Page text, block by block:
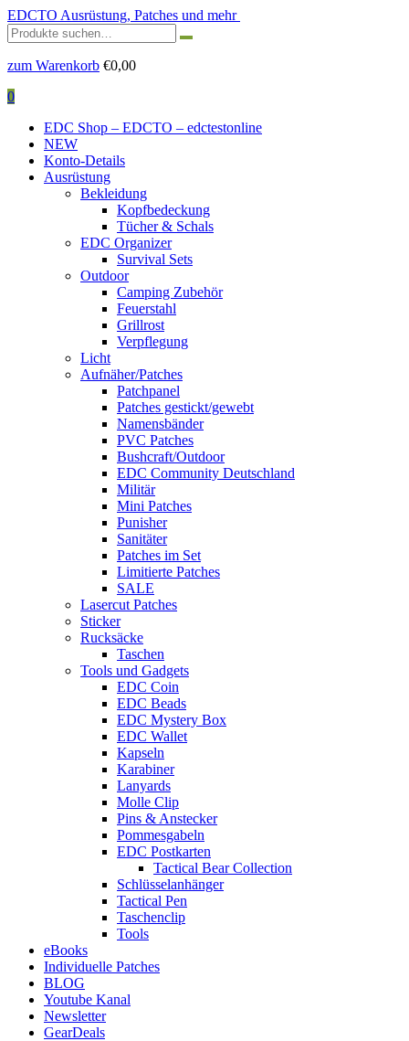
EDCTO Ausrüstung, Patches und mehr
Suchen
nach:
zum Warenkorb €0,00
0
EDC Shop – EDCTO – edctestonline
NEW
Konto-Details
Ausrüstung
Bekleidung
Kopfbedeckung
Tücher & Schals
EDC Organizer
Survival Sets
Outdoor
Camping Zubehör
Feuerstahl
Grillrost
Verpflegung
Licht
Aufnäher/Patches
Patchpanel
Patches gestickt/gewebt
Namensbänder
PVC Patches
Bushcraft/Outdoor
EDC Community Deutschland
Militär
Mini Patches
Punisher
Sanitäter
Patches im Set
Limitierte Patches
SALE
Lasercut Patches
Sticker
Rucksäcke
Taschen
Tools und Gadgets
EDC Coin
EDC Beads
EDC Mystery Box
EDC Wallet
Kapseln
Karabiner
Lanyards
Molle Clip
Pins & Anstecker
Pommesgabeln
EDC Postkarten
Tactical Bear Collection
Schlüsselanhänger
Tactical Pen
Taschenclip
Tools
eBooks
Individuelle Patches
BLOG
Youtube Kanal
Newsletter
GearDeals